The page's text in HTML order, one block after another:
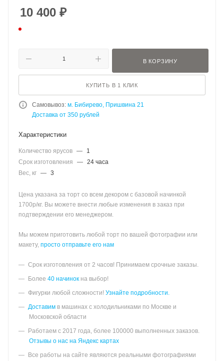
10 400 ₽
В КОРЗИНУ
КУПИТЬ В 1 КЛИК
Самовывоз: м. Бибирево, Пришвина 21
Доставка от 350 рублей
Характеристики
Количество ярусов —
1
Срок изготовления
— 24 часа
Вес, кг — 3
Цена указана за торт со всем декором с базовой начинкой
1700р/кг. Вы можете внести любые изменения в заказ при
подтверждении его менеджером.
Мы можем приготовить любой торт по вашей фотографии или
макету, просто отправьте его нам
Срок изготовления от 2 часов! Принимаем срочные заказы.
Более 40 начинок на выбор!
Фигурки любой сложности! Узнайте подробности.
Доставим в машинах с холодильниками по Москве и
Московской области
Работаем с 2017 года, более 100000 выполненных заказов.
Отзывы о нас на Яндекс картах
Все работы на сайте являются реальными фотографиями